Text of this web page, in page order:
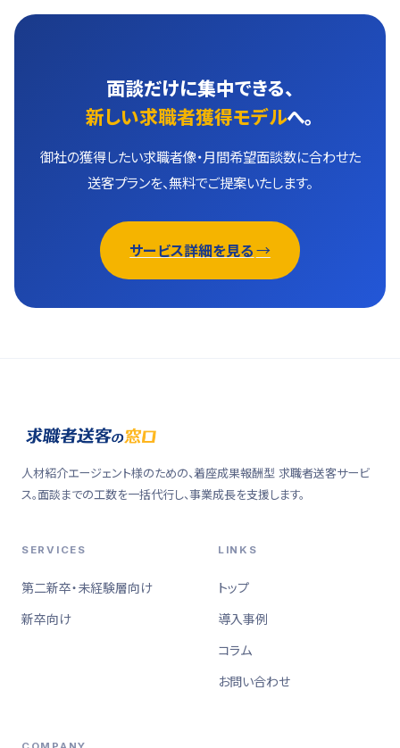
面談だけに集中できる、
新しい求職者獲得モデルへ。
御社の獲得したい求職者像・月間希望面談数に合わせた
送客プランを、無料でご提案いたします。
サービス詳細を見る
人材紹介エージェント様のための、着座成果報酬型 求職者送客サービ
ス。面談までの工数を一括代行し、事業成長を支援します。
SERVICES
第二新卒・未経験層向け
新卒向け
LINKS
トップ
導入事例
コラム
お問い合わせ